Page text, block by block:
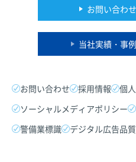
お問い合わ
当社実績・事
お問い合わせ 採用情報
個
ソーシャルメディアポリシー
警備業標識
デジタル広告品